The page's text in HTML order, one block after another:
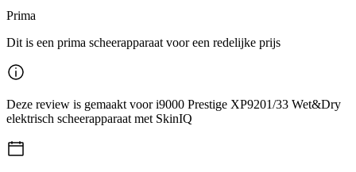
Prima
Dit is een prima scheerapparaat voor een redelijke prijs
Deze review is gemaakt voor i9000 Prestige XP9201/33 Wet&Dry
elektrisch scheerapparaat met SkinIQ